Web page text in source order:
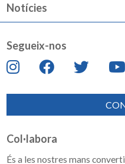
Notícies
Segueix-nos
Col·labora
És a les nostres mans